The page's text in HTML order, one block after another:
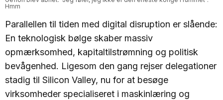
Hmm
Parallellen til tiden med digital disruption er slående:
En teknologisk bølge skaber massiv
opmærksomhed, kapitaltilstrømning og politisk
bevågenhed. Ligesom den gang rejser delegationer
stadig til Silicon Valley, nu for at besøge
virksomheder specialiseret i maskinlæring og